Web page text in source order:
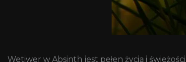
Wetiwer w Absinth jest pełen życia i